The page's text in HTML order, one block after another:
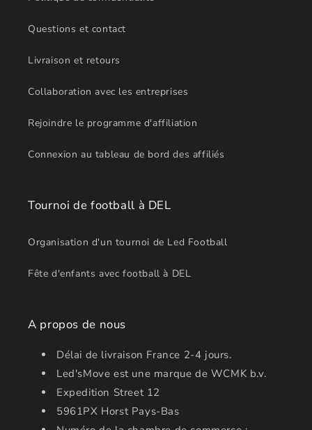
Questions et contact
Livraison et retours
Collaboration avec les entreprises
Rejoindre le programme d'affiliation
Connexion au tableau de bord des affiliés
Tournoi de football à DEL
Organisation d'un tournoi de Led Football
Fête d'enfants avec football à DEL
A propos de nous
Délai de livraison France 2-4 jours.
Led'sMove est une marque de WCMK b.v.
Expedition Street 12
5961PX Horst Pays-Bas